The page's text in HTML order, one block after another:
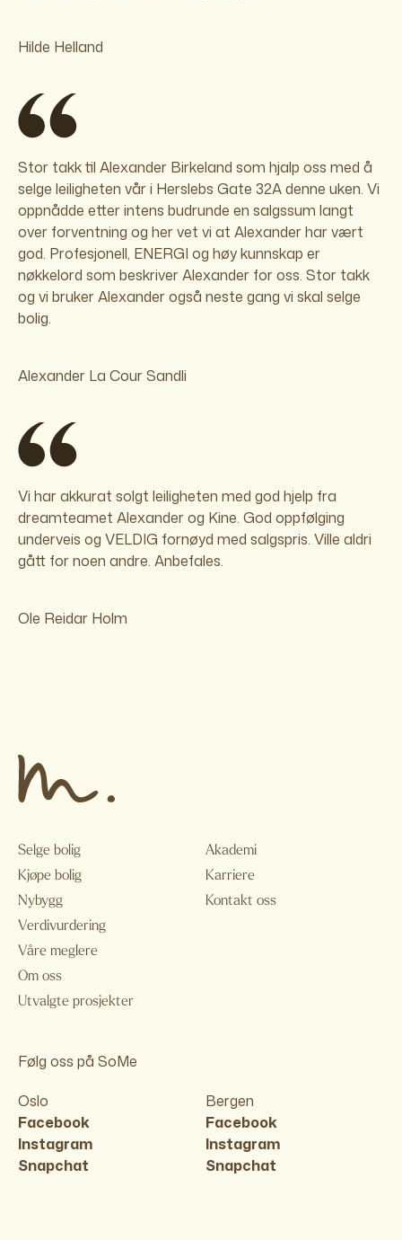
Hilde Helland
Stor takk til Alexander Birkeland som hjalp oss med å
selge leiligheten vår i Herslebs Gate 32A denne uken. Vi
oppnådde etter intens budrunde en salgssum langt
over forventning og her vet vi at Alexander har vært
god. Profesjonell, ENERGI og høy kunnskap er
nøkkelord som beskriver Alexander for oss. Stor takk
og vi bruker Alexander også neste gang vi skal selge
bolig.
Alexander La Cour Sandli
Vi har akkurat solgt leiligheten med god hjelp fra
dreamteamet Alexander og Kine. God oppfølging
underveis og VELDIG fornøyd med salgspris. Ville aldri
gått for noen andre. Anbefales.
Ole Reidar Holm
Selge bolig
Kjøpe bolig
Nybygg
Verdivurdering
Våre meglere
Om oss
Utvalgte prosjekter
Akademi
Karriere
Kontakt oss
Følg oss på SoMe
Oslo
Facebook
Instagram
Snapchat
Bergen
Facebook
Instagram
Snapchat